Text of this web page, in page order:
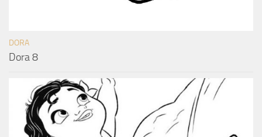
DORA
Dora 8